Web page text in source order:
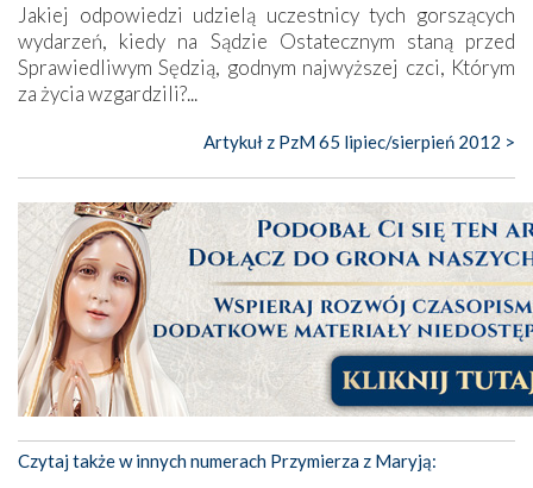
Jakiej odpowiedzi udzielą uczestnicy tych gorszących
wydarzeń, kiedy na Sądzie Ostatecznym staną przed
Sprawiedliwym Sędzią, godnym najwyższej czci, Którym
za życia wzgardzili?...
Artykuł z PzM 65 lipiec/sierpień 2012 >
Czytaj także w innych numerach Przymierza z Maryją: